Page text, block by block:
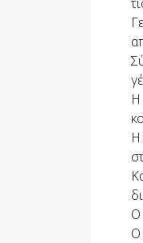
Η
Η
Ο
Ο